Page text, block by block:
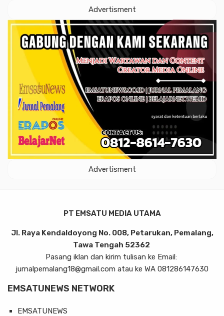
Advertisment
Advertisment
PT EMSATU MEDIA UTAMA
Jl. Raya Kendaldoyong No. 008, Petarukan, Pemalang,
Tawa Tengah 52362
Pasang iklan dan kirim tulisan ke Email:
jurnalpemalang18@gmail.com atau ke WA 081286147630
EMSATUNEWS NETWORK
EMSATUNEWS